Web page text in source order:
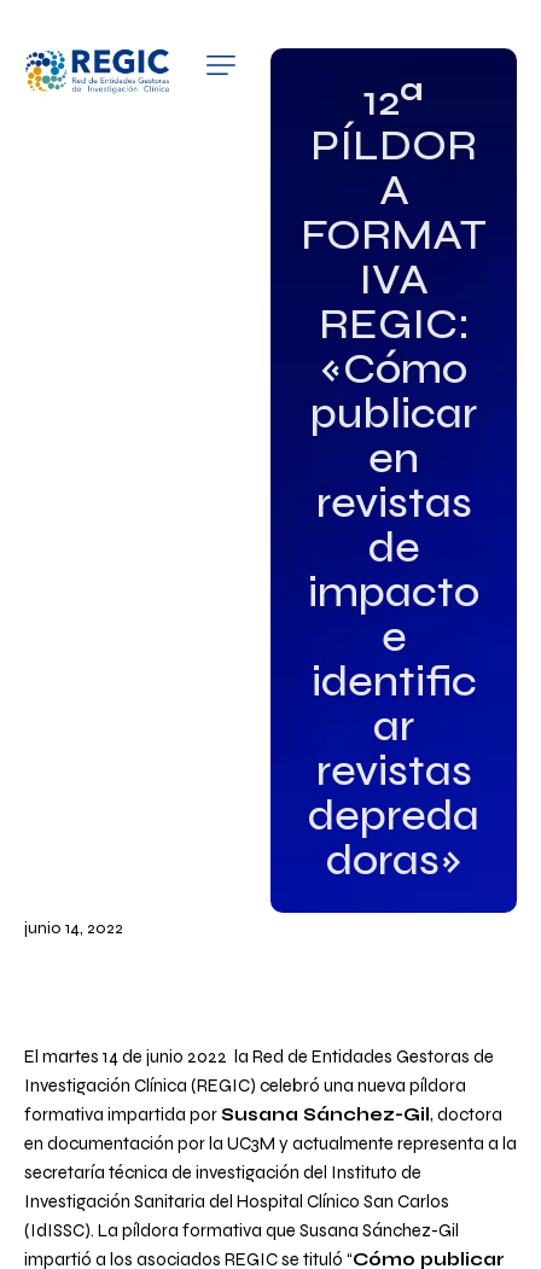
12ª
PÍLDOR
A
FORMAT
IVA
REGIC:
«Cómo
publicar
en
revistas
de
impacto
e
identific
ar
revistas
depreda
doras»
QUIÉNES SOMOS
GRUPOS DE INTERÉS
junio 14, 2022
El martes 14 de junio 2022 la Red de Entidades Gestoras de
Investigación Clínica (REGIC) celebró una nueva píldora
formativa impartida porSusana Sánchez-Gil, doctora
en documentación por la UC3M y actualmente representa a la
secretaría técnica de investigación del Instituto de
Investigación Sanitaria del Hospital Clínico San Carlos
(IdISSC). La píldora formativa que Susana Sánchez-Gil
impartió a los asociados REGIC se tituló “Cómo publicar